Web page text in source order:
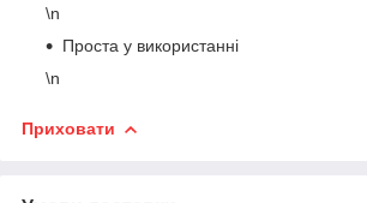
\n
Проста у використанні
\n
Приховати